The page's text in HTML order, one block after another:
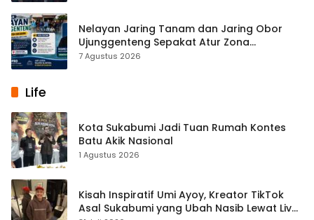
Nelayan Jaring Tanam dan Jaring Obor
Ujunggenteng Sepakat Atur Zona
Penangkapan
7 Agustus 2026
Life
Kota Sukabumi Jadi Tuan Rumah Kontes
Batu Akik Nasional
1 Agustus 2026
Kisah Inspiratif Umi Ayoy, Kreator TikTok
Asal Sukabumi yang Ubah Nasib Lewat Live